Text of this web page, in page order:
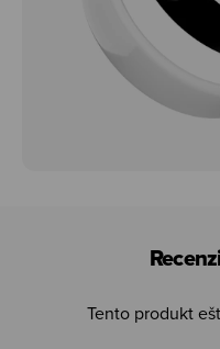
Tento produkt